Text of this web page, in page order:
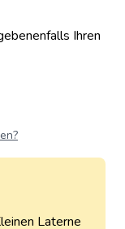
Ihren
Laterne